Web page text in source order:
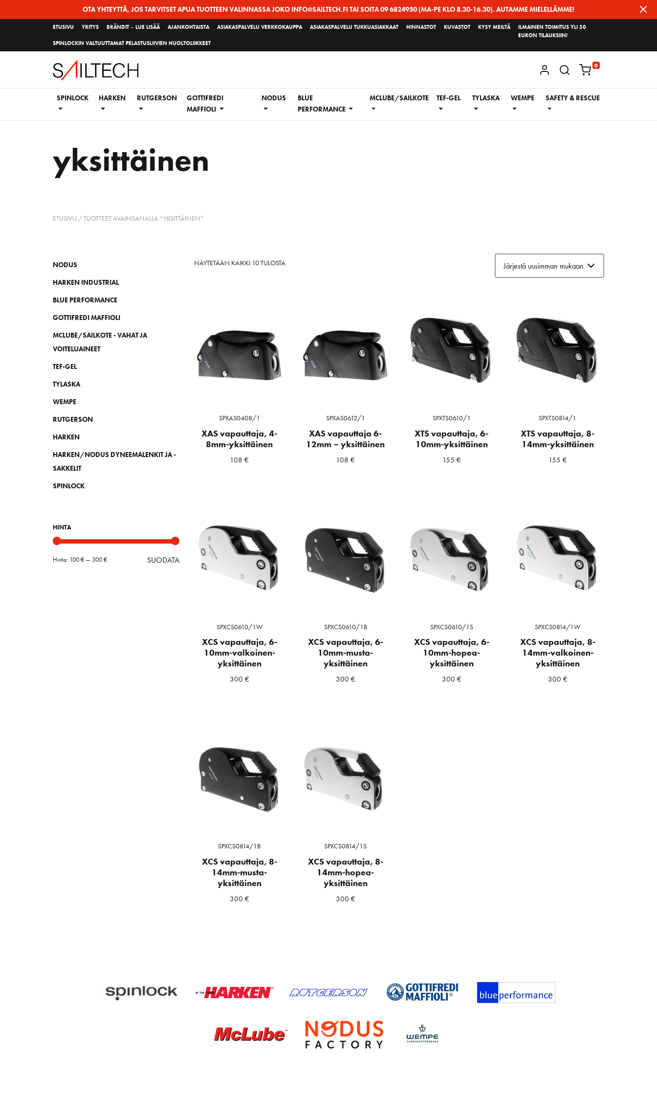
OTA YHTEYTTÄ, JOS TARVITSET APUA TUOTTEEN VALINNASSA JOKO INFO@SAILTECH.FI TAI SOITA 09 6824950 (MA-PE KLO 8.30-16.30). AUTAMME MIELELLÄMME!
ETUSIVU YRITYS BRÄNDIT – LUE LISÄÄ AJANKOHTAISTA ASIAKASPALVELU VERKKOKAUPPA ASIAKASPALVELU TUKKUASIAKKAAT HINNASTOT KUVASTOT KYSY MEILTÄ
SPINLOCKIN VALTUUTTAMAT PELASTUSLIIVIEN HUOLTOLIIKKEET
ILMAINEN TOIMITUS YLI 50
EURON TILAUKSIIN!
KIRJAUDU / REKISTERÖIDY
0
SPINLOCK HARKEN RUTGERSON
GOTTIFREDI
MAFFIOLI
NODUS
BLUE
PERFORMANCE
MCLUBE/SAILKOTE TEF-GEL TYLASKA WEMPE SAFETY & RESCUE
yksittäinen
ETUSIVU / TUOTTEET AVAINSANALLA “YKSITTÄINEN”
NODUS
HARKEN INDUSTRIAL
BLUE PERFORMANCE
GOTTIFREDI MAFFIOLI
MCLUBE/SAILKOTE - VAHAT JA
VOITELUAINEET
TEF-GEL
TYLASKA
WEMPE
RUTGERSON
HARKEN
HARKEN/NODUS DYNEEMALENKIT JA -
SAKKELIT
SPINLOCK
HINTA
Minimihinta
Maksimihinta
SUODATA
Hinta: 100 €— 300 €
NÄYTETÄÄN KAIKKI 10 TULOSTA
SPXAS0408/1
XAS vapauttaja, 4-
8mm-yksittäinen
108€
SPXAS0612/1
XAS vapauttaja 6-
12mm – yksittäinen
108€
SPXTS0610/1
XTS vapauttaja, 6-
10mm-yksittäinen
155 €
SPXTS0814/1
XTS vapauttaja, 8-
14mm-yksittäinen
155 €
SPXCS0610/1W
XCS vapauttaja, 6-
10mm-valkoinen-
yksittäinen
300 €
SPXCS0610/1B
XCS vapauttaja, 6-
10mm-musta-
yksittäinen
300 €
SPXCS0610/1S
XCS vapauttaja, 6-
10mm-hopea-
yksittäinen
300 €
SPXCS0814/1W
XCS vapauttaja, 8-
14mm-valkoinen-
yksittäinen
300 €
SPXCS0814/1B
XCS vapauttaja, 8-
14mm-musta-
yksittäinen
300 €
SPXCS0814/1S
XCS vapauttaja, 8-
14mm-hopea-
yksittäinen
300 €